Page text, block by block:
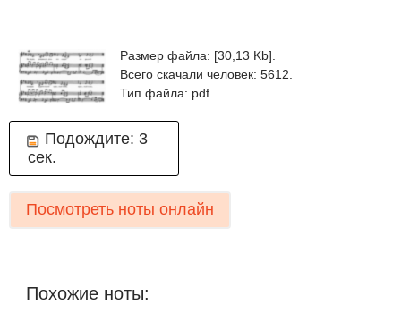
Размер файла: [30,13 Kb].
Всего скачали человек: 5612.
Тип файла: pdf.
Подождите: 3
сек.
Посмотреть ноты онлайн
Похожие ноты: